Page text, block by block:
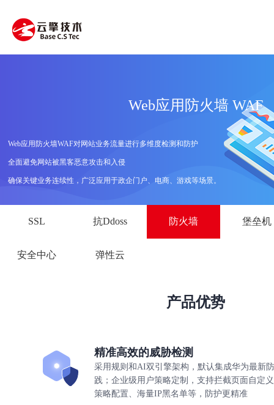
Web应用防火墙 WAF
Web应用防火墙WAF对网站业务流量进行多维度检测和防护
全面避免网站被黑客恶意攻击和入侵
确保关键业务连续性，广泛应用于政企门户、电商、游戏等场景。
SSL 抗Ddoss 防火墙 堡垒机
安全中心 弹性云
产品优势
精准高效的威胁检测
采用规则和AI双引擎架构，默认集成华为最新
践；企业级用户策略定制，支持拦截页面自定
策略配置、海量IP黑名单等，防护更精准